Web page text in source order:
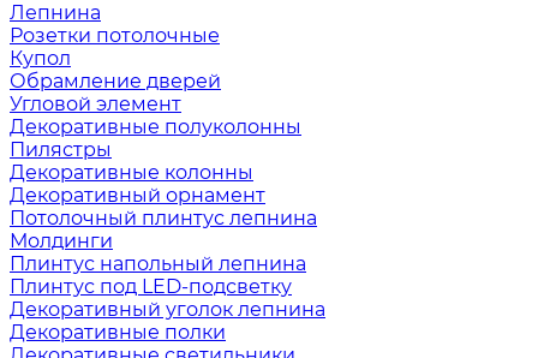
Лепнина
Розетки потолочные
Купол
Обрамление дверей
Угловой элемент
Декоративные полуколонны
Пилястры
Декоративные колонны
Декоративный орнамент
Потолочный плинтус лепнина
Молдинги
Плинтус напольный лепнина
Плинтус под LED-подсветку
Декоративный уголок лепнина
Декоративные полки